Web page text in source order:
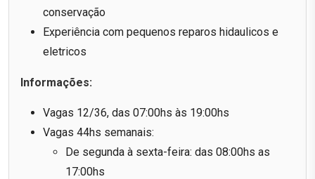
conservação
Experiência com pequenos reparos hidaulicos e
eletricos
Informações:
Vagas 12/36, das 07:00hs às 19:00hs
Vagas 44hs semanais:
De segunda à sexta-feira: das 08:00hs as
17:00hs